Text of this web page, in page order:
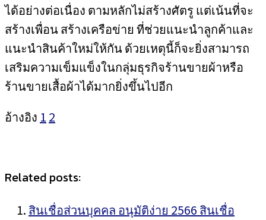
ได้อย่างต่อเนื่อง ตามหลักไม่สร้างศัตรู แต่เน้นที่จะ
สร้างเพื่อน สร้างเครือข่าย ที่ช่วยแนะนำลูกค้าและ
แนะนำสินค้าใหม่ให้กัน ด้วยเหตุนี้ก็จะยิ่งสามารถ
เสริมความเข็มแข็งในกลุ่มธุรกิจร้านขายผ้าหรือ
ร้านขายเสื้อผ้าได้มากยิ่งขึ้นไปอีก
อ้างอิง 1 2
Related posts:
สินเชื่อส่วนบุคคล อนุมัติง่าย 2566 สินเชื่อ